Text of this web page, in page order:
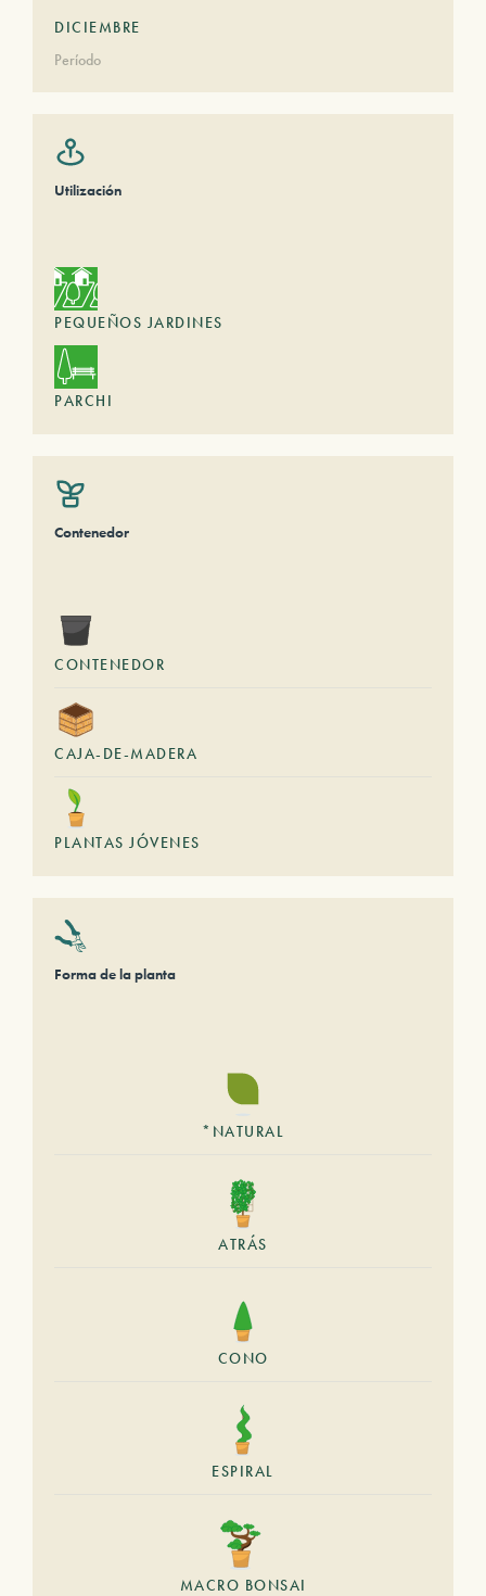
DICIEMBRE
Período
Utilización
PEQUEÑOS JARDINES
PARCHI
Contenedor
CONTENEDOR
CAJA-DE-MADERA
PLANTAS JÓVENES
Forma de la planta
*NATURAL
ATRÁS
CONO
ESPIRAL
MACRO BONSAI